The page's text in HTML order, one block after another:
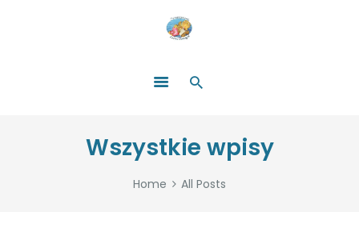
Wszystkie wpisy
Home All Posts
ZOSTAŃ DARCZYŃCĄ!
WYDARZENIA
PARTNERZY